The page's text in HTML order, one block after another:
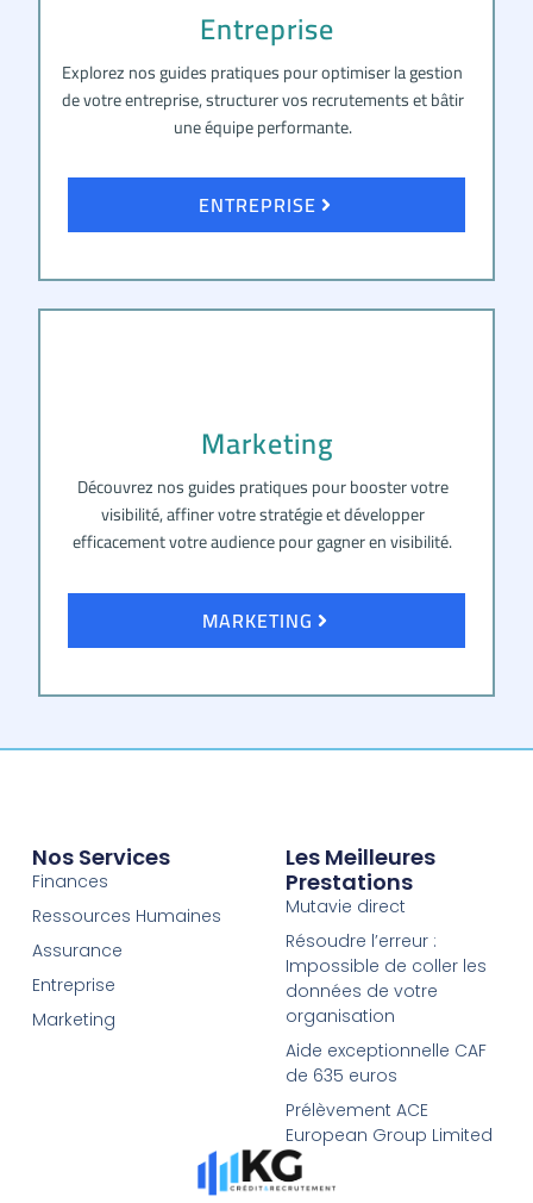
Entreprise
Explorez nos guides pratiques pour optimiser la gestion
de votre entreprise, structurer vos recrutements et bâtir
une équipe performante.
ENTREPRISE
Marketing
Découvrez nos guides pratiques pour booster votre
visibilité, affiner votre stratégie et développer
efficacement votre audience pour gagner en visibilité.
MARKETING
Nos Services
Finances
Ressources Humaines
Assurance
Entreprise
Marketing
Les Meilleures
Prestations
Mutavie direct
Résoudre l’erreur :
Impossible de coller les
données de votre
organisation
Aide exceptionnelle CAF
de 635 euros
Prélèvement ACE
European Group Limited